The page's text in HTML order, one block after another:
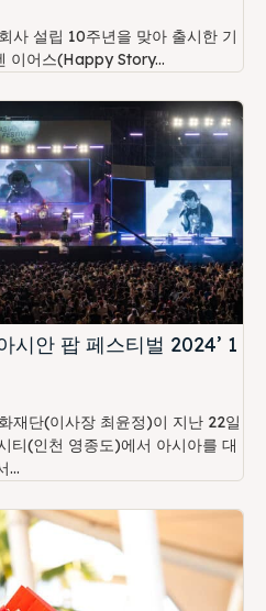
사 설립 10주년을 맞아 출시한 기
이어스(Happy Story...
시안 팝 페스티벌 2024’ 1
재단(이사장 최윤정)이 지난 22일
티(인천 영종도)에서 아시아를 대
...